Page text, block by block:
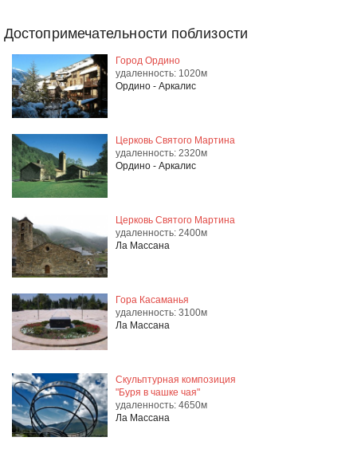
Достопримечательности поблизости
Город Ордино
удаленность: 1020м
Ордино - Аркалис
Церковь Святого Мартина
удаленность: 2320м
Ордино - Аркалис
Церковь Святого Мартина
удаленность: 2400м
Ла Массана
Гора Касаманья
удаленность: 3100м
Ла Массана
Скульптурная композиция
"Буря в чашке чая"
удаленность: 4650м
Ла Массана